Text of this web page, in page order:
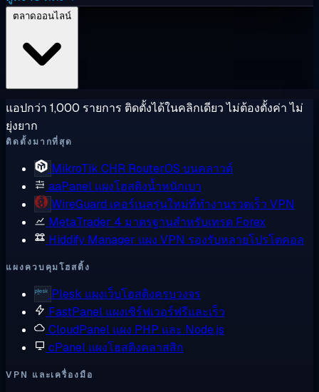
แอปกว่า 1,000 รายการ ติดตั้งได้ในคลิกเดียว ไม่ต้องตั้งค่า ไม่
ยุ่งยาก
ติดตั้งมากที่สุด
MikroTik CHR RouterOS บนคลาวด์
aaPanel แผงโฮสติงน้ำหนักเบา
WireGuard เคอร์เนลรุ่นใหม่ที่ทำงานรวดเร็ว VPN
MetaTrader 4 มาตรฐานสำหรับเทรด Forex
Hiddify Manager แผง VPN รองรับหลายโปรโตคอล
แผงควบคุมโฮสติ้ง
Plesk แผงเว็บโฮสติงครบวงจร
FastPanel แผงเซิร์ฟเวอร์ฟรีและเร็ว
CloudPanel แผง PHP และ Node.js
cPanel แผงโฮสติงคลาสสิก
VPN และเครื่องมือ